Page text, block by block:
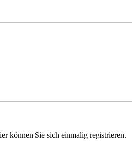
können Sie sich einmalig registrieren.